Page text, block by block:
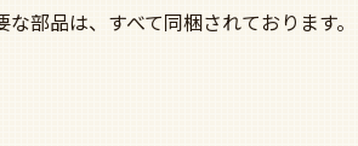
部品は、すべて同梱されております。